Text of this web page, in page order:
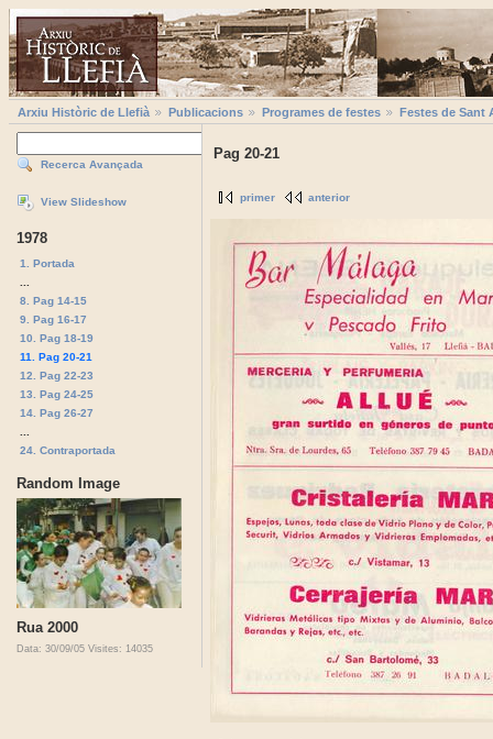
Arxiu Històric de Llefià Publicacions Programes de festes Festes de Sant
Recerca Avançada
View Slideshow
1978
1. Portada
8. Pag 14-15
9. Pag 16-17
10. Pag 18-19
11. Pag 20-21
12. Pag 22-23
13. Pag 24-25
14. Pag 26-27
24. Contraportada
Random Image
Rua 2000
Data: 30/09/05 Visites: 14035
Pag 20-21
primer anterior